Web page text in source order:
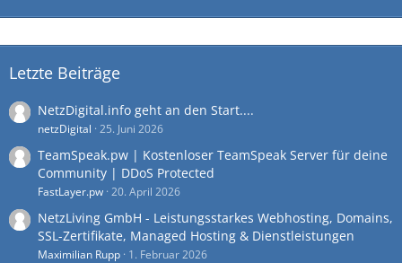
Letzte Beiträge
NetzDigital.info geht an den Start....
netzDigital 25. Juni 2026
TeamSpeak.pw | Kostenloser TeamSpeak Server für deine
Community | DDoS Protected
FastLayer.pw 20. April 2026
NetzLiving GmbH - Leistungsstarkes Webhosting, Domains,
SSL-Zertifikate, Managed Hosting & Dienstleistungen
Maximilian Rupp 1. Februar 2026